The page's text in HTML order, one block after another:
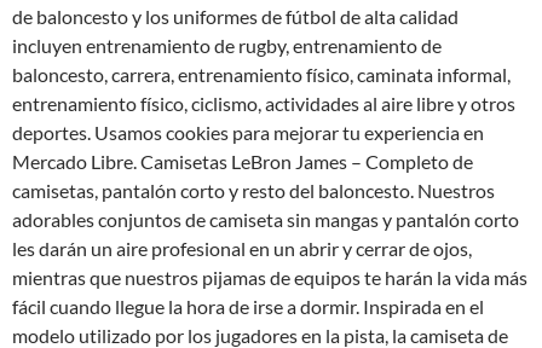
de baloncesto y los uniformes de fútbol de alta calidad
incluyen entrenamiento de rugby, entrenamiento de
baloncesto, carrera, entrenamiento físico, caminata informal,
entrenamiento físico, ciclismo, actividades al aire libre y otros
deportes. Usamos cookies para mejorar tu experiencia en
Mercado Libre. Camisetas LeBron James – Completo de
camisetas, pantalón corto y resto del baloncesto. Nuestros
adorables conjuntos de camiseta sin mangas y pantalón corto
les darán un aire profesional en un abrir y cerrar de ojos,
mientras que nuestros pijamas de equipos te harán la vida más
fácil cuando llegue la hora de irse a dormir. Inspirada en el
modelo utilizado por los jugadores en la pista, la camiseta de